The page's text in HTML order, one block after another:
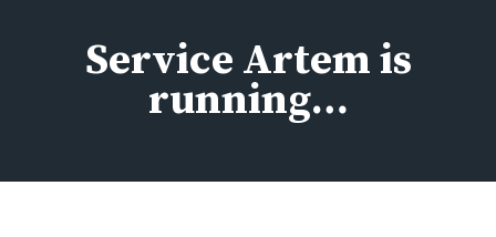
содержимомуService Artem is
running…